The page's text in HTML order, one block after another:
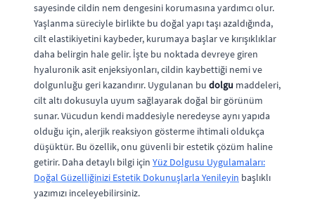
sayesinde cildin nem dengesini korumasına yardımcı olur.
Yaşlanma süreciyle birlikte bu doğal yapı taşı azaldığında,
cilt elastikiyetini kaybeder, kurumaya başlar ve kırışıklıklar
daha belirgin hale gelir. İşte bu noktada devreye giren
hyaluronik asit enjeksiyonları, cildin kaybettiği nemi ve
dolgunluğu geri kazandırır. Uygulanan bu dolgu maddeleri,
cilt altı dokusuyla uyum sağlayarak doğal bir görünüm
sunar. Vücudun kendi maddesiyle neredeyse aynı yapıda
olduğu için, alerjik reaksiyon gösterme ihtimali oldukça
düşüktür. Bu özellik, onu güvenli bir estetik çözüm haline
getirir. Daha detaylı bilgi için Yüz Dolgusu Uygulamaları:
Doğal Güzelliğinizi Estetik Dokunuşlarla Yenileyin başlıklı
yazımızı inceleyebilirsiniz.